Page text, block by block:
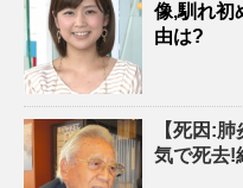
像,馴れ初
由は?
【死因:
気で死去!